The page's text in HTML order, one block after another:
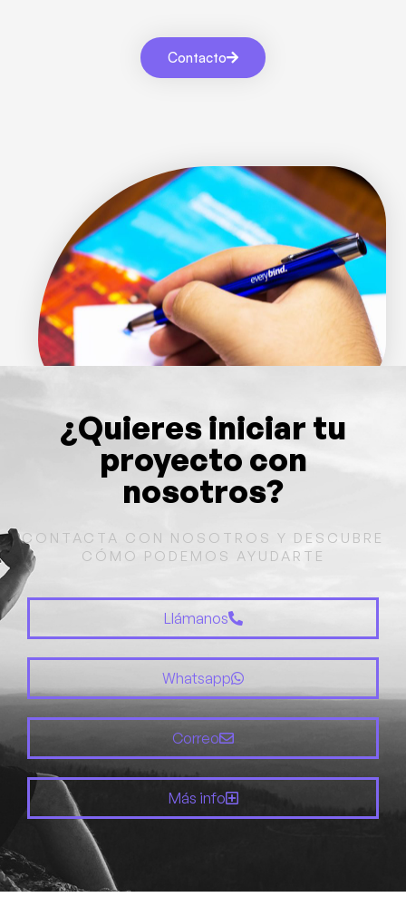
Contacto
¿Quieres iniciar tu
proyecto con
nosotros?
CONTACTA CON NOSOTROS Y DESCUBRE
CÓMO PODEMOS AYUDARTE
Llámanos
Whatsapp
Correo
Más info